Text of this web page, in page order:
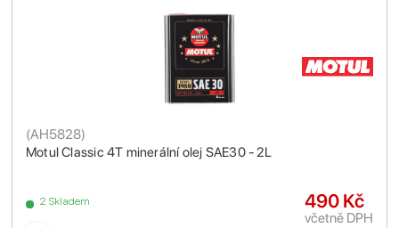
Motul Classic 4T minerální olej SAE30 - 2L
(AH5828)
2 Skladem 490 Kč
včetně DPH